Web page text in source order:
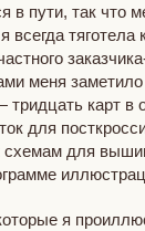
в пути, так
всегда
меня
тридцать карт в
для
для
я